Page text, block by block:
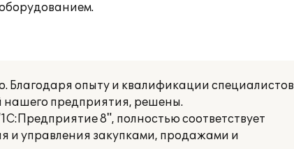
Благодаря опыту и квалификации специалистов
нашего предприятия, решены.
8", полностью соответствует
и управления закупками, продажами и